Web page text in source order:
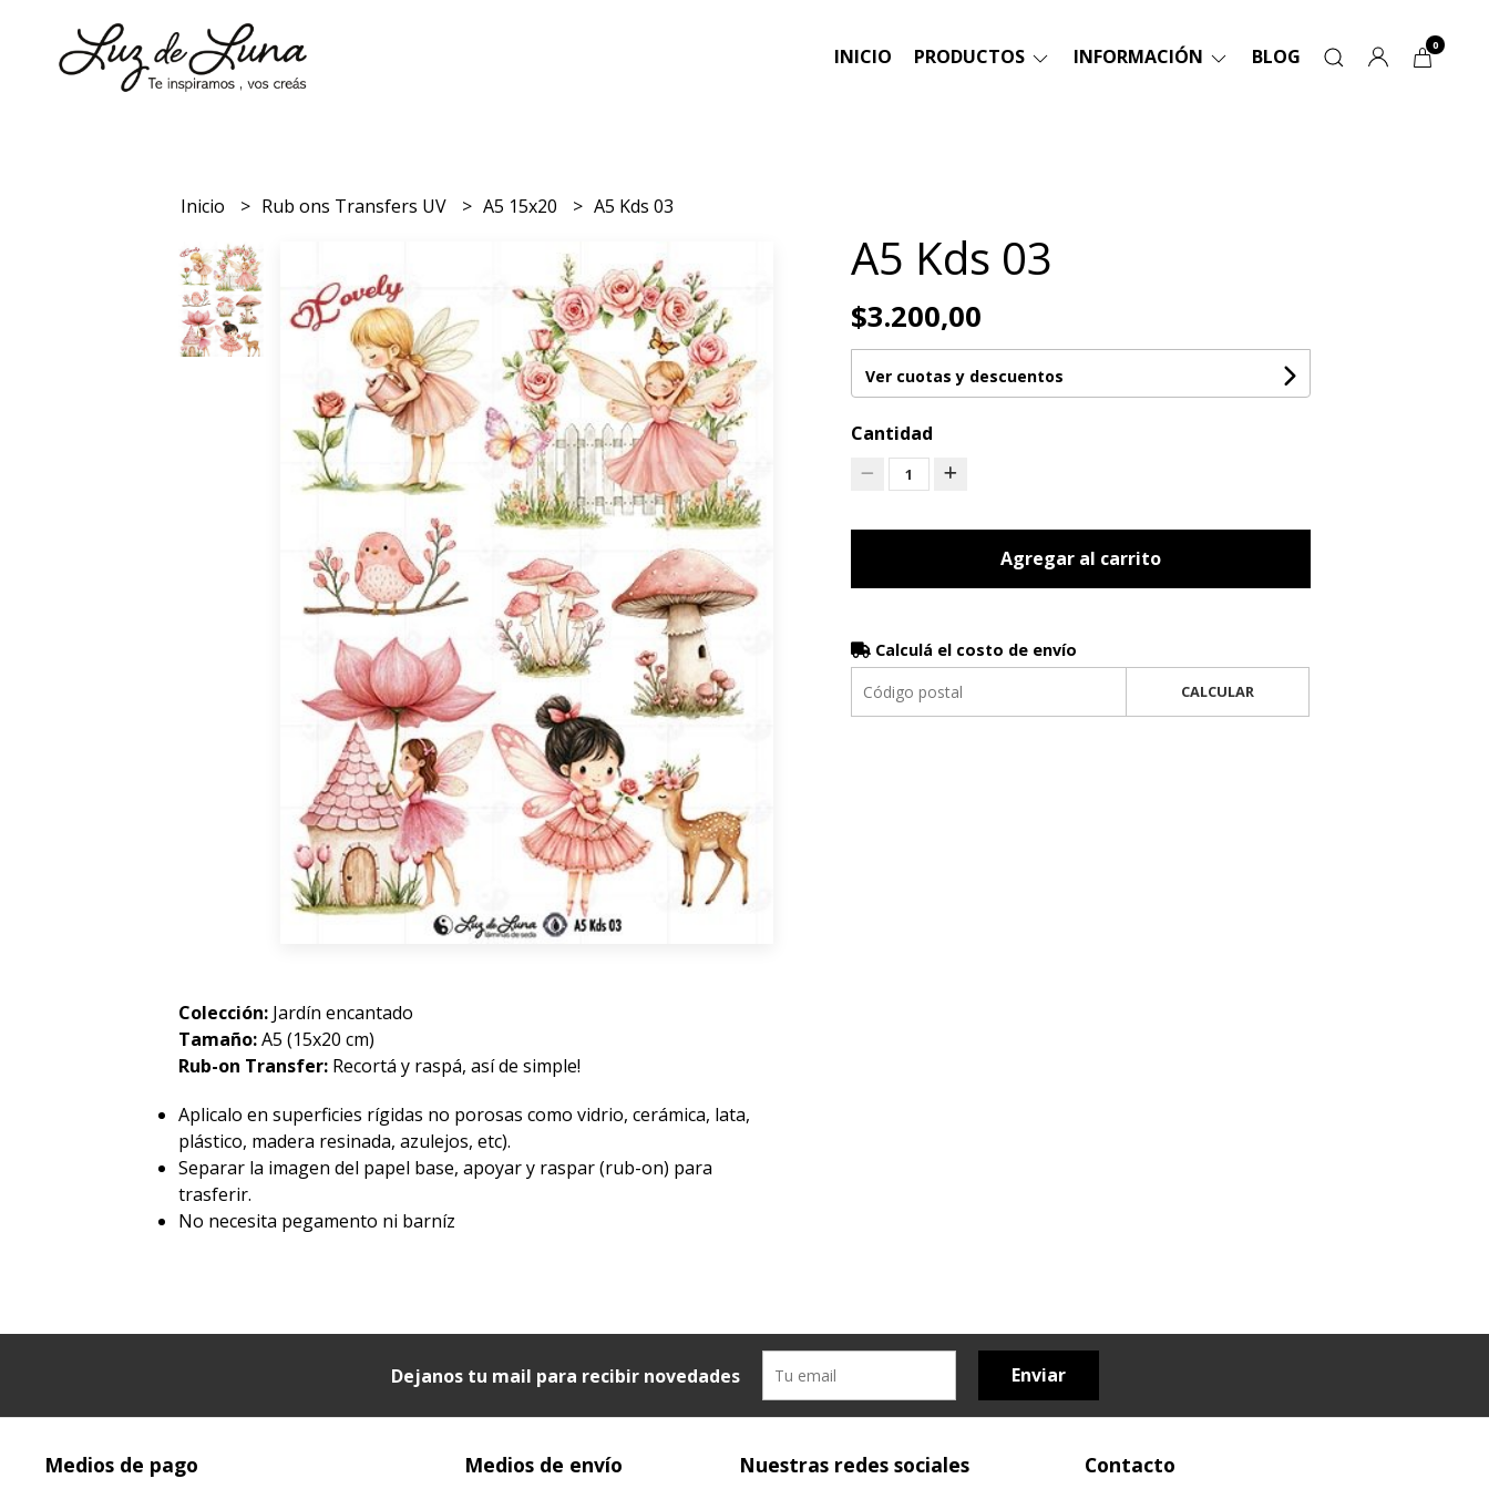
INICIO PRODUCTOS INFORMACIÓN BLOG 0
Inicio Rub ons Transfers UV A5 15x20 A5 Kds 03
Colección: Jardín encantado
Tamaño:A5 (15x20 cm)
Rub-on Transfer: Recortá y raspá, así de simple!
Aplicalo en superficies rígidas no porosas como vidrio, cerámica, lata,
plástico, madera resinada, azulejos, etc).
Separar la imagen del papel base, apoyar y raspar (rub-on) para
trasferir.
No necesita pegamento ni barníz
A5 Kds 03
$3.200,00
Ver cuotas y descuentos
Cantidad
1
Agregar al carrito
Calculá el costo de envío
CALCULAR
Dejanos tu mail para recibir novedades Enviar
Medios de pago Medios de envío Nuestras redes sociales Contacto